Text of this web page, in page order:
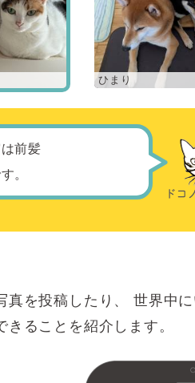
ひまり
前髪
。
真を投稿したり、
世界中
きることを紹介します。